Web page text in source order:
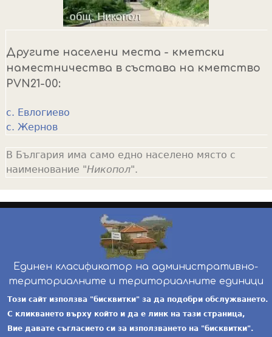
Другите населени места - кметски
наместничества в състава на кметство
PVN21-00:
с. Евлогиево
с. Жернов
В България има само едно населено място с
наименование "Никопол".
Единен класификатор на административно-
териториалните и териториалните единици
инж. Бойчо Добрев-ekatte.com-условия за
ползване
Този сайт използва "бисквитки" за да подобри обслужването.
С кликването върху който и да е линк на тази страница,
Вие давате съгласието си за използването на "бисквитки".